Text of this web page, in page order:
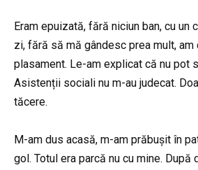
Eram epuizată, fără niciun ban, cu un
zi, fără să mă gândesc prea mult, am
plasament. Le-am explicat că nu pot
Asistenții sociali nu m-au judecat.
tăcere.
M-am dus acasă, m-am prăbușit în
gol. Totul era parcă nu cu mine. După